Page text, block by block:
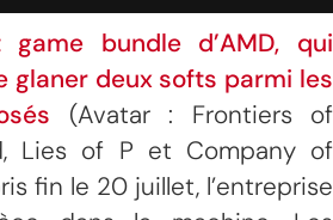
game bundle d’AMD, qui
glaner deux softs parmi les
(Avatar : Frontiers of
Lies of P et Company of
fin le 20 juillet, l’entreprise